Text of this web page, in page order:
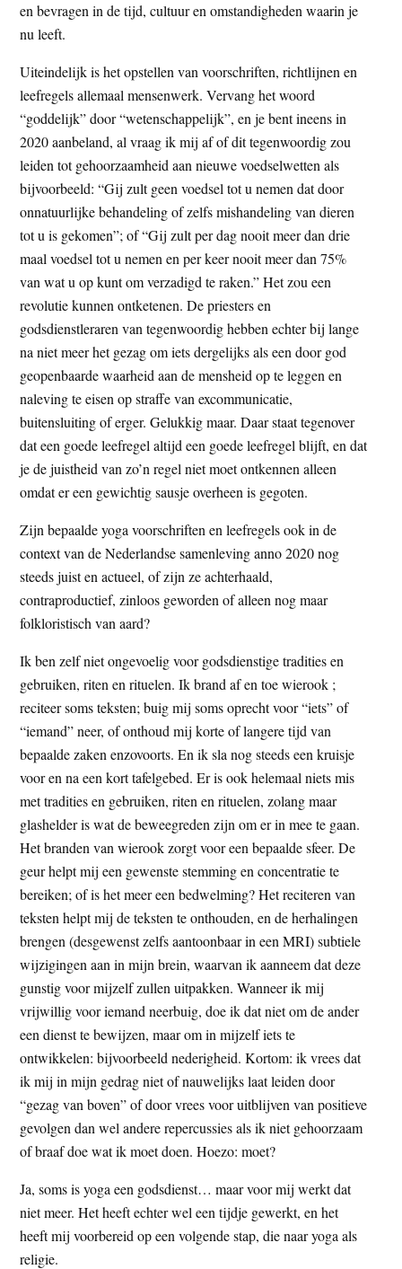
en bevragen in de tijd, cultuur en omstandigheden waarin je
nu leeft.
Uiteindelijk is het opstellen van voorschriften, richtlijnen en
leefregels allemaal mensenwerk. Vervang het woord
“goddelijk” door “wetenschappelijk”, en je bent ineens in
2020 aanbeland, al vraag ik mij af of dit tegenwoordig zou
leiden tot gehoorzaamheid aan nieuwe voedselwetten als
bijvoorbeeld: “Gij zult geen voedsel tot u nemen dat door
onnatuurlijke behandeling of zelfs mishandeling van dieren
tot u is gekomen”; of “Gij zult per dag nooit meer dan drie
maal voedsel tot u nemen en per keer nooit meer dan 75%
van wat u op kunt om verzadigd te raken.” Het zou een
revolutie kunnen ontketenen. De priesters en
godsdienstleraren van tegenwoordig hebben echter bij lange
na niet meer het gezag om iets dergelijks als een door god
geopenbaarde waarheid aan de mensheid op te leggen en
naleving te eisen op straffe van excommunicatie,
buitensluiting of erger. Gelukkig maar. Daar staat tegenover
dat een goede leefregel altijd een goede leefregel blijft, en dat
je de juistheid van zo’n regel niet moet ontkennen alleen
omdat er een gewichtig sausje overheen is gegoten.
Zijn bepaalde yoga voorschriften en leefregels ook in de
context van de Nederlandse samenleving anno 2020 nog
steeds juist en actueel, of zijn ze achterhaald,
contraproductief, zinloos geworden of alleen nog maar
folkloristisch van aard?
Ik ben zelf niet ongevoelig voor godsdienstige tradities en
gebruiken, riten en rituelen. Ik brand af en toe wierook ;
reciteer soms teksten; buig mij soms oprecht voor “iets” of
“iemand” neer, of onthoud mij korte of langere tijd van
bepaalde zaken enzovoorts. En ik sla nog steeds een kruisje
voor en na een kort tafelgebed. Er is ook helemaal niets mis
met tradities en gebruiken, riten en rituelen, zolang maar
glashelder is wat de beweegreden zijn om er in mee te gaan.
Het branden van wierook zorgt voor een bepaalde sfeer. De
geur helpt mij een gewenste stemming en concentratie te
bereiken; of is het meer een bedwelming? Het reciteren van
teksten helpt mij de teksten te onthouden, en de herhalingen
brengen (desgewenst zelfs aantoonbaar in een MRI) subtiele
wijzigingen aan in mijn brein, waarvan ik aanneem dat deze
gunstig voor mijzelf zullen uitpakken. Wanneer ik mij
vrijwillig voor iemand neerbuig, doe ik dat niet om de ander
een dienst te bewijzen, maar om in mijzelf iets te
ontwikkelen: bijvoorbeeld nederigheid. Kortom: ik vrees dat
ik mij in mijn gedrag niet of nauwelijks laat leiden door
“gezag van boven” of door vrees voor uitblijven van positieve
gevolgen dan wel andere repercussies als ik niet gehoorzaam
of braaf doe wat ik moet doen. Hoezo: moet?
Ja, soms is yoga een godsdienst… maar voor mij werkt dat
niet meer. Het heeft echter wel een tijdje gewerkt, en het
heeft mij voorbereid op een volgende stap, die naar yoga als
religie.